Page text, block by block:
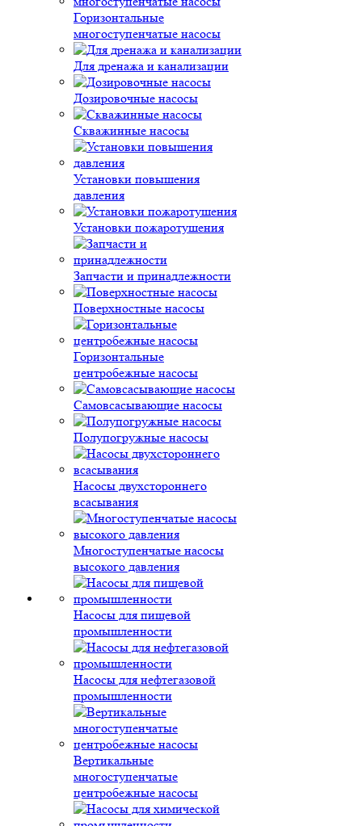
Горизонтальные
многоступенчатые насосы
Для дренажа и канализации
Дозировочные насосы
Скважинные насосы
Установки повышения
давления
Установки пожаротушения
Запчасти и принадлежности
Поверхностные насосы
Горизонтальные
центробежные насосы
Самовсасывающие насосы
Полупогружные насосы
Насосы двухстороннего
всасывания
Многоступенчатые насосы
высокого давления
Насосы для пищевой
промышленности
Насосы для нефтегазовой
промышленности
Вертикальные
многоступенчатые
центробежные насосы